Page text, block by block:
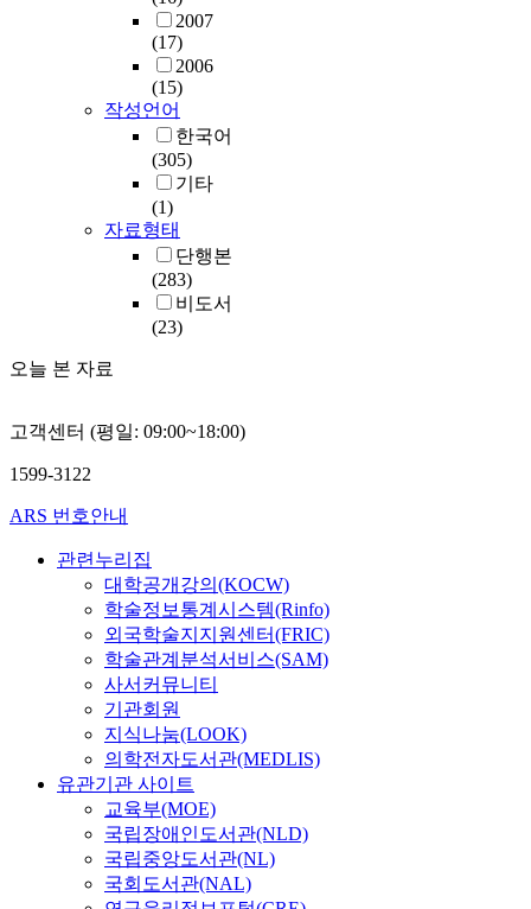
2007
(17)
2006
(15)
작성언어
한국어
(305)
기타
(1)
자료형태
단행본
(283)
비도서
(23)
오늘 본 자료
고객센터 (평일: 09:00~18:00)
1599-3122
ARS 번호안내
관련누리집
대학공개강의(KOCW)
학술정보통계시스템(Rinfo)
외국학술지지원센터(FRIC)
학술관계분석서비스(SAM)
사서커뮤니티
기관회원
지식나눔(LOOK)
의학전자도서관(MEDLIS)
유관기관 사이트
교육부(MOE)
국립장애인도서관(NLD)
국립중앙도서관(NL)
국회도서관(NAL)